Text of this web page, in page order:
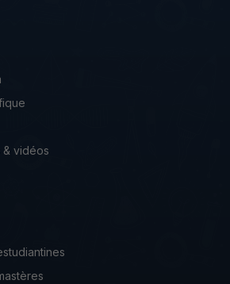
& vidéos